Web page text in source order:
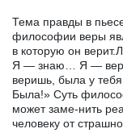
Тема правды в
философии веры
в которую он
Я — знаю… Я —
веришь, была у
Была!» Суть
может заме-нить
человеку от